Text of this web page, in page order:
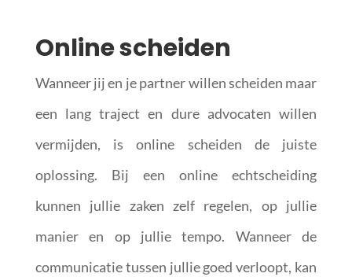
Online scheiden
Wanneer jij en je partner willen scheiden maar
een lang traject en dure advocaten willen
vermijden, is online scheiden de juiste
oplossing. Bij een online echtscheiding
kunnen jullie zaken zelf regelen, op jullie
manier en op jullie tempo. Wanneer de
communicatie tussen jullie goed verloopt, kan